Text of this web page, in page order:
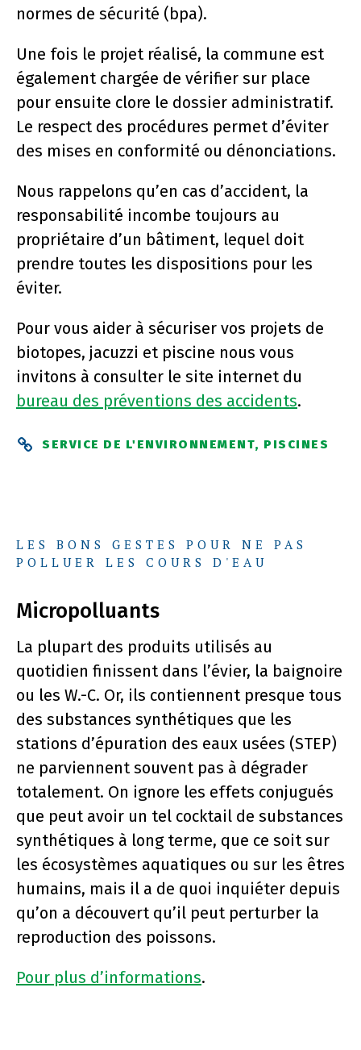
normes de sécurité (bpa).
Une fois le projet réalisé, la commune est
également chargée de vérifier sur place
pour ensuite clore le dossier administratif.
Le respect des procédures permet d’éviter
des mises en conformité ou dénonciations.
Nous rappelons qu’en cas d’accident, la
responsabilité incombe toujours au
propriétaire d’un bâtiment, lequel doit
prendre toutes les dispositions pour les
éviter.
Pour vous aider à sécuriser vos projets de
biotopes, jacuzzi et piscine nous vous
invitons à consulter le site internet du
bureau des préventions des accidents.
SERVICE DE L'ENVIRONNEMENT, PISCINES
LES BONS GESTES POUR NE PAS
POLLUER LES COURS D'EAU
Micropolluants
La plupart des produits utilisés au
quotidien finissent dans l’évier, la baignoire
ou les W.-C. Or, ils contiennent presque tous
des substances synthétiques que les
stations d’épuration des eaux usées (STEP)
ne parviennent souvent pas à dégrader
totalement. On ignore les effets conjugués
que peut avoir un tel cocktail de substances
synthétiques à long terme, que ce soit sur
les écosystèmes aquatiques ou sur les êtres
humains, mais il a de quoi inquiéter depuis
qu’on a découvert qu’il peut perturber la
reproduction des poissons.
Pour plus d’informations.